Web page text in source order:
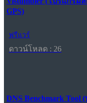
GPS)
ฟรีแวร์
ดาวน์โหลด : 26
DNS Benchmark Tool